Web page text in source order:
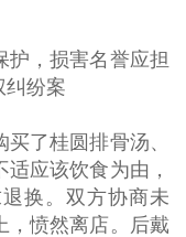
，损害名誉应担
纷案
了桂圆排骨汤、
应该饮食为由，
换。双方协商未
，愤然离店。后戴